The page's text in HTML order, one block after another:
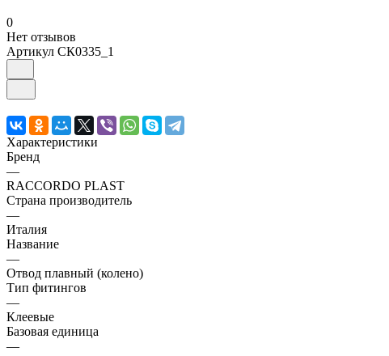
0
Нет отзывов
Артикул СК0335_1
Характеристики
Бренд
—
RACCORDO PLAST
Страна производитель
—
Италия
Название
—
Отвод плавный (колено)
Тип фитингов
—
Клеевые
Базовая единица
—